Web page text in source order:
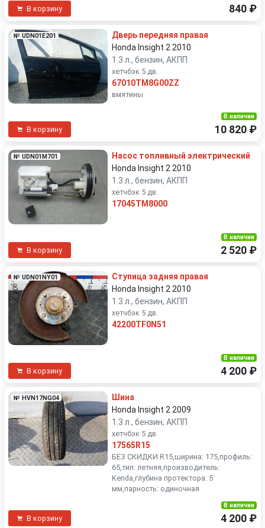
В корзину 840 ₽
№ UDN01E201
Дверь передняя правая
Honda Insight 2 2010
1.3 л., бензин, АКПП
хетчбэк 5 дв.
67010TM8G00ZZ
вмятины
В корзину
В наличии
10 820 ₽
№ UDN01M701
Насос топливный электрический
Honda Insight 2 2010
1.3 л., бензин, АКПП
хетчбэк 5 дв.
17045TM8000
В корзину
В наличии
2 520 ₽
№ UDN01NY01
Ступица задняя правая
Honda Insight 2 2010
1.3 л., бензин, АКПП
хетчбэк 5 дв.
42200TF0N51
В корзину
В наличии
4 200 ₽
№ HVN17NG04
Шина
Honda Insight 2 2009
1.3 л., бензин, АКПП
хетчбэк 5 дв.
17565R15
БЕЗ СКИДКИ R15,ширина: 175,профиль:
65,тип: летняя,производитель:
Kenda,глубина протектора: 5
мм,парность: одиночная
В корзину
В наличии
4 200 ₽